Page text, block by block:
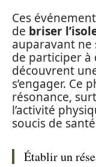
Ces
de briser
auparavant ne
de participer à
découvrent
s’engager. Ce
résonance,
l’activité
soucis de
Établir un